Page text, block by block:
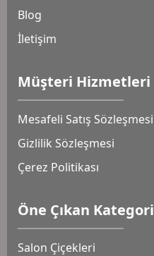
Blog
İletişim
Müşteri Hizmetleri
Mesafeli Satış Sözleşmesi
Gizlilik Sözleşmesi
Çerez Politikası
Öne Çıkan
Salon Çiçekleri